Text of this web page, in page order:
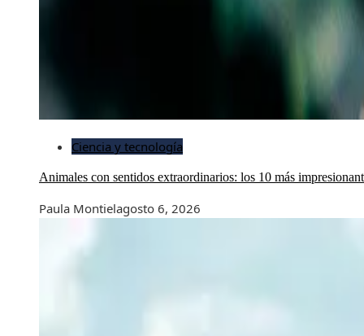
Ciencia y tecnología
Animales con sentidos extraordinarios: los 10 más
Paula Montielagosto 6, 2026